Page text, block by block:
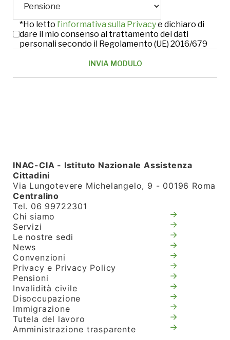
*Ho letto l’informativa sulla Privacye dichiaro di
dare il mio consenso al trattamento dei dati
personali secondo il Regolamento (UE) 2016/679
INAC-CIA - Istituto Nazionale Assistenza
Cittadini
Via Lungotevere Michelangelo, 9 - 00196 Roma
Centralino
Tel. 06 99722301
Chi siamo
Servizi
Le nostre sedi
News
Convenzioni
Privacy e Privacy Policy
Pensioni
Invalidità civile
Disoccupazione
Immigrazione
Tutela del lavoro
Amministrazione trasparente